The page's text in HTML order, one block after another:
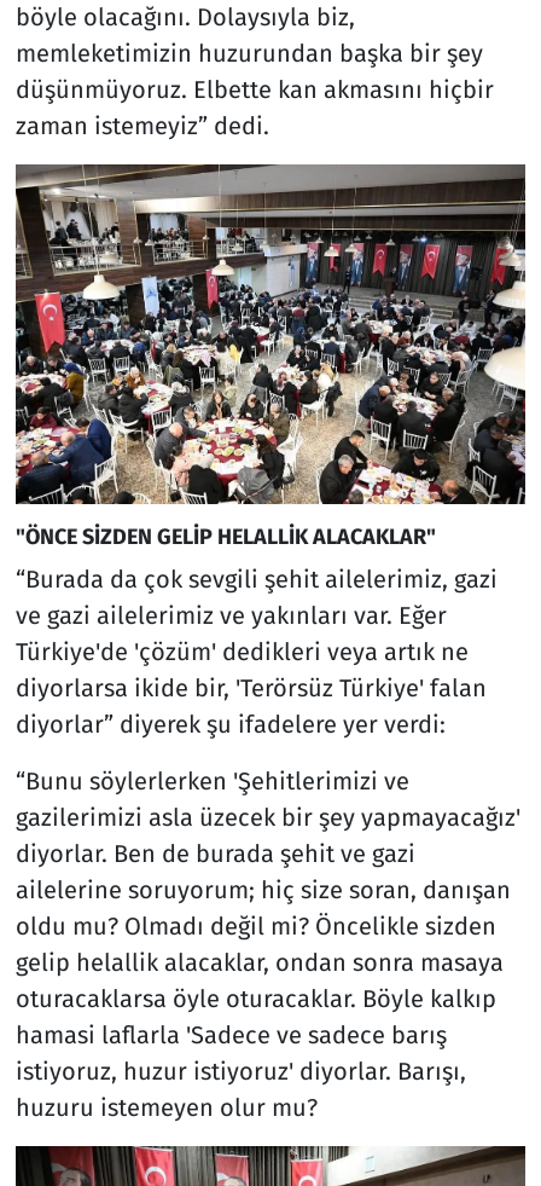
böyle olacağını. Dolaysıyla biz,
memleketimizin huzurundan başka bir şey
düşünmüyoruz. Elbette kan akmasını hiçbir
zaman istemeyiz” dedi.
"ÖNCE SİZDEN GELİP HELALLİK ALACAKLAR"
“Burada da çok sevgili şehit ailelerimiz, gazi
ve gazi ailelerimiz ve yakınları var. Eğer
Türkiye'de 'çözüm' dedikleri veya artık ne
diyorlarsa ikide bir, 'Terörsüz Türkiye' falan
diyorlar” diyerek şu ifadelere yer verdi:
“Bunu söylerlerken 'Şehitlerimizi ve
gazilerimizi asla üzecek bir şey yapmayacağız'
diyorlar. Ben de burada şehit ve gazi
ailelerine soruyorum; hiç size soran, danışan
oldu mu? Olmadı değil mi? Öncelikle sizden
gelip helallik alacaklar, ondan sonra masaya
oturacaklarsa öyle oturacaklar. Böyle kalkıp
hamasi laflarla 'Sadece ve sadece barış
istiyoruz, huzur istiyoruz' diyorlar. Barışı,
huzuru istemeyen olur mu?